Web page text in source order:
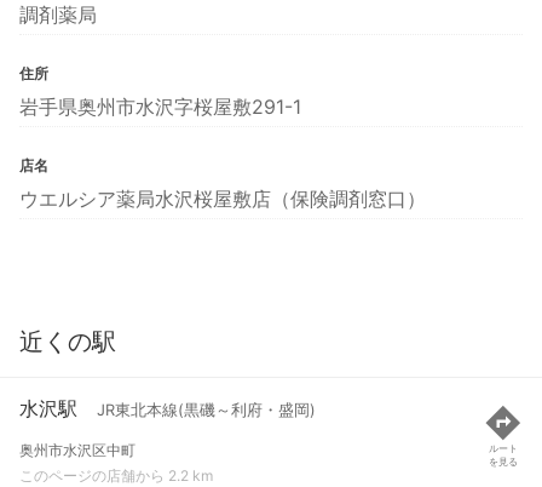
調剤薬局
住所
岩手県奥州市水沢字桜屋敷291-1
店名
ウエルシア薬局水沢桜屋敷店（保険調剤窓口）
近くの駅
水沢駅 JR東北本線(黒磯～利府・盛岡)
奥州市水沢区中町
このページの店舗から 2.2 km
ルート
を見る